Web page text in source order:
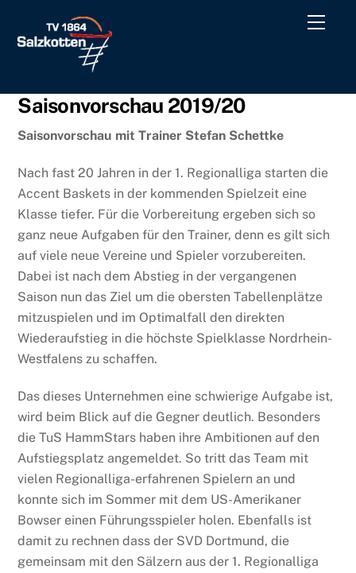
content
Menu
Saisonvorschau 2019/20
Saisonvorschau mit Trainer Stefan Schettke
Nach fast 20 Jahren in der 1. Regionalliga starten die
Accent Baskets in der kommenden Spielzeit eine
Klasse tiefer. Für die Vorbereitung ergeben sich so
ganz neue Aufgaben für den Trainer, denn es gilt sich
auf viele neue Vereine und Spieler vorzubereiten.
Dabei ist nach dem Abstieg in der vergangenen
Saison nun das Ziel um die obersten Tabellenplätze
mitzuspielen und im Optimalfall den direkten
Wiederaufstieg in die höchste Spielklasse Nordrhein-
Westfalens zu schaffen.
Das dieses Unternehmen eine schwierige Aufgabe ist,
wird beim Blick auf die Gegner deutlich. Besonders
die TuS HammStars haben ihre Ambitionen auf den
Aufstiegsplatz angemeldet. So tritt das Team mit
vielen Regionalliga-erfahrenen Spielern an und
konnte sich im Sommer mit dem US-Amerikaner
Bowser einen Führungsspieler holen. Ebenfalls ist
damit zu rechnen dass der SVD Dortmund, die
gemeinsam mit den Sälzern aus der 1. Regionalliga